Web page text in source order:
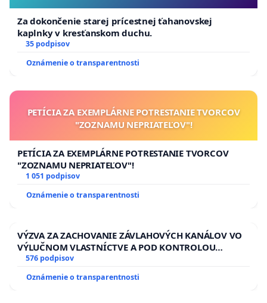
Za dokončenie starej prícestnej ťahanovskej
kaplnky v kresťanskom duchu.
35 podpisov
Oznámenie o transparentnosti
PETÍCIA ZA EXEMPLÁRNE POTRESTANIE TVORCOV
"ZOZNAMU NEPRIATEĽOV"!
PETÍCIA ZA EXEMPLÁRNE POTRESTANIE TVORCOV
"ZOZNAMU NEPRIATEĽOV"!
1 051 podpisov
Oznámenie o transparentnosti
VÝZVA ZA ZACHOVANIE ZÁVLAHOVÝCH KANÁLOV VO
VÝLUČNOM VLASTNÍCTVE A POD KONTROLOU
SLOVENSKEJ REPUBLIKY & žiadosť na riešenie
zanedbaného stavu závlahových a odvodňovacích
kanálov na Slovensku
576 podpisov
Oznámenie o transparentnosti